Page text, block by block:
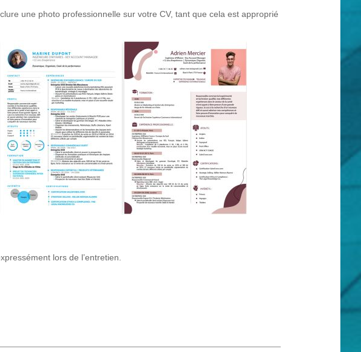
une photo professionnelle sur votre CV, tant que cela est approprié
lors de l’entretien.